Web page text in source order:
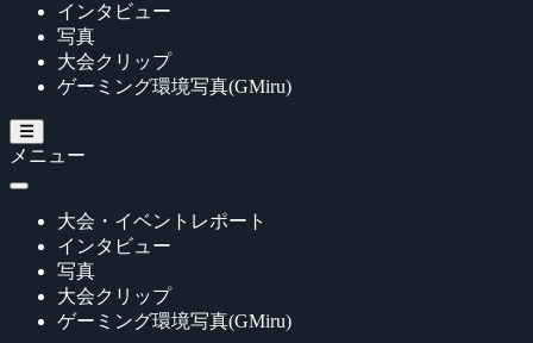
インタビュー
写真
大会クリップ
ゲーミング環境写真(GMiru)
メニュー
大会・イベントレポート
インタビュー
写真
大会クリップ
ゲーミング環境写真(GMiru)